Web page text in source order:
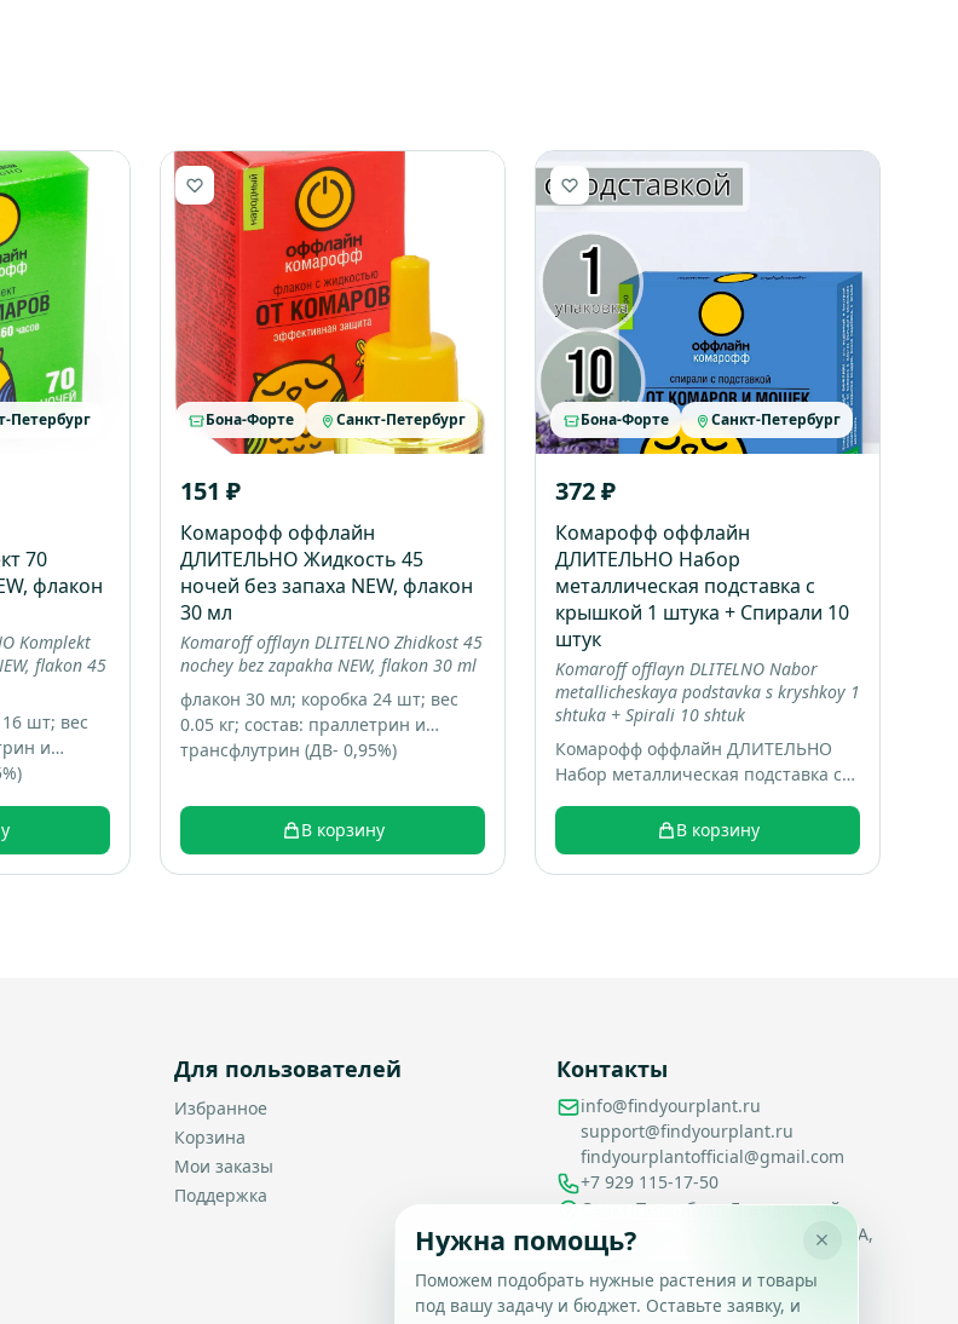
Петербург
70
флакон
Komplekt
flakon 45
шт; вес
и
Бона-Форте Санкт-Петербург
151 ₽
Комарофф оффлайн
ДЛИТЕЛЬНО Жидкость 45
ночей без запаха NEW, флакон
30 мл
Komaroff offlayn DLITELNO Zhidkost 45
nochey bez zapakha NEW, flakon 30 ml
флакон 30 мл; коробка 24 шт; вес
0.05 кг; состав: праллетрин и
трансфлутрин (ДВ- 0,95%)
В корзину
Бона-Форте Санкт-Петербург
372 ₽
Комарофф оффлайн
ДЛИТЕЛЬНО Набор
металлическая подставка с
крышкой 1 штука + Спирали 10
штук
Komaroff offlayn DLITELNO Nabor
metallicheskaya podstavka s kryshkoy 1
shtuka + Spirali 10 shtuk
Комарофф оффлайн ДЛИТЕЛЬНО
Набор металлическая подставка с
штук; коробка 16 шт; вес 0.22 кг
В корзину
Для пользователей
Избранное
Корзина
Мои заказы
Поддержка
Контакты
info@findyourplant.ru
support@findyourplant.ru
findyourplantofficial@gmail.com
+7 929 115-17-50
Санкт-Петербург, Гражданский
проспект, д. 104, корп. 1, литера А,
офис 430
Нужна помощь?
Поможем подобрать нужные растения и товары
под вашу задачу и бюджет. Оставьте заявку, и